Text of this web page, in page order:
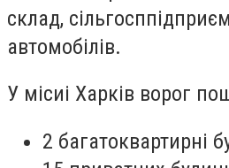
склад,
автомобілів.
У місиі Харків ворог
2 багатоквартирні